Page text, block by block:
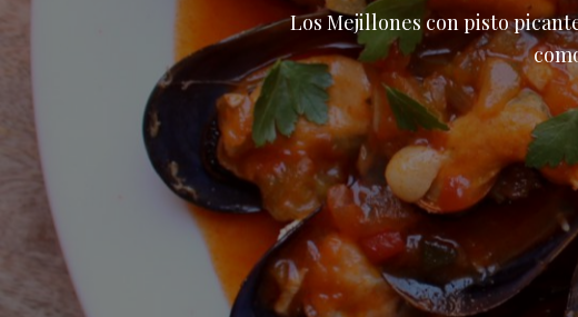
Los Mejillones con pisto